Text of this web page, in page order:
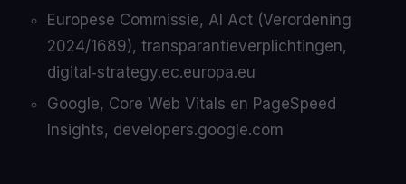
Europese Commissie, AI Act (Verordening
2024/1689), transparantieverplichtingen,
digital‑strategy.ec.europa.eu
Google, Core Web Vitals en PageSpeed
Insights, developers.google.com